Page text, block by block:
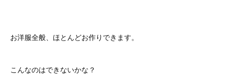
お洋服全般、ほとんどお作りできます。
こんなのはできないかな？